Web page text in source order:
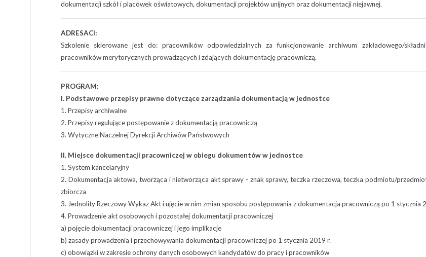
dokumentacji szkół i placówek oświatowych, dokumentacji projektów unijnych oraz dokumentacji niejawnej.
ADRESACI:
Szkolenie skierowane jest do: pracowników odpowiedzialnych za funkcjonowanie archiwum zakładowego/
pracowników merytorycznych prowadzących i zdających dokumentację pracowniczą.
PROGRAM:
I. Podstawowe przepisy prawne dotyczące zarządzania dokumentacją w jednostce
1. Przepisy archiwalne
2. Przepisy regulujące postępowanie z dokumentacją pracowniczą
3. Wytyczne Naczelnej Dyrekcji Archiwów Państwowych
II. Miejsce dokumentacji pracowniczej w obiegu dokumentów w jednostce
1. System kancelaryjny
2. Dokumentacja aktowa, tworząca i nietworząca akt sprawy - znak sprawy, teczka rzeczowa, teczka podmiotu/
zbiorcza
3. Jednolity Rzeczowy Wykaz Akt i ujęcie w nim zmian sposobu postępowania z dokumentacja pracowniczą po 1 stycznia
4. Prowadzenie akt osobowych i pozostałej dokumentacji pracowniczej
a) pojęcie dokumentacji pracowniczej i jego implikacje
b) zasady prowadzenia i przechowywania dokumentacji pracowniczej po 1 stycznia 2019 r.
c) obowiązki w zakresie ochrony danych osobowych kandydatów do pracy i pracowników